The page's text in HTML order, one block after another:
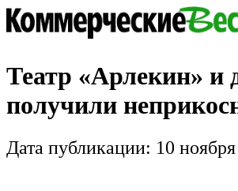
Театр «Арлекин» и
получили
Дата публикации: 10